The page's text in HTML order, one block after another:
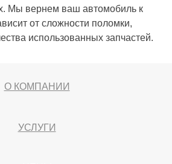
Мы вернем ваш автомобиль к
от сложности поломки,
использованных запчастей.
О КОМПАНИИ
УСЛУГИ